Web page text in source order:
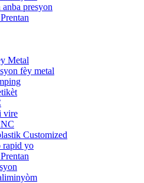
presyon
Metal
fèy metal
vire
Customized
rapid yo